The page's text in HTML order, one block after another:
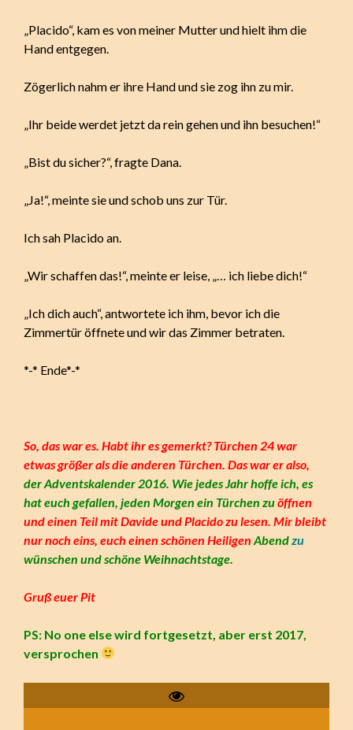
„Placido“, kam es von meiner Mutter und hielt ihm die
Hand entgegen.
Zögerlich nahm er ihre Hand und sie zog ihn zu mir.
„Ihr beide werdet jetzt da rein gehen und ihn besuchen!“
„Bist du sicher?“, fragte Dana.
„Ja!“, meinte sie und schob uns zur Tür.
Ich sah Placido an.
„Wir schaffen das!“, meinte er leise, „… ich liebe dich!“
„Ich dich auch“, antwortete ich ihm, bevor ich die
Zimmertür öffnete und wir das Zimmer betraten.
*-* Ende*-*
So, das war es. Habt ihr es gemerkt? Türchen 24 war
etwas größer als die anderen Türchen. Das war er also,
derAdventskalender 2016. Wie jedes Jahr hoffe ich, es
hat euch gefallen, jeden Morgen ein Türchen zuöffnen
undeinen Teil mit Davide und Placido zu lesen. Mir bleibt
nur noch eins, euch einen schönen Heiligen Abend zu
wünschen und schöne Weihnachtstage.
Gruß euer Pit
PS: No one else wird fortgesetzt, aber erst 2017,
versprochen